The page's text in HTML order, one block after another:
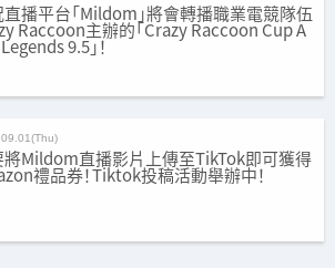
播平台「Mildom」將會轉播職業電競隊伍
Raccoon主辦的「Crazy Raccoon Cup A
9.5」！
將Mildom直播影片上傳至TikTok即可獲得
禮品券！Tiktok投稿活動舉辦中！